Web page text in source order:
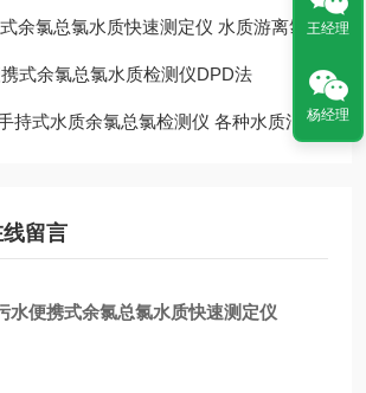
总氯水质快速测定仪 水质游离氯和总氯的测定 DPD法
式余氯总氯水质检测仪DPD法
水质余氯总氯检测仪 各种水质消毒剂残留检测
留言
水便携式余氯总氯水质快速测定仪
王经理
杨经理